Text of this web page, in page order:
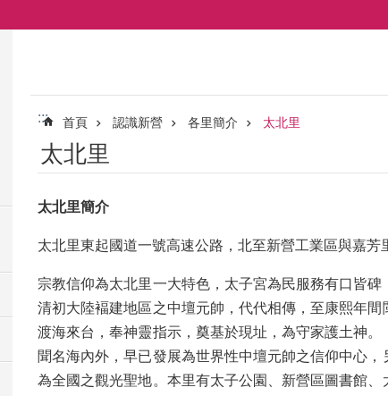
::: 首頁 認識新營 各里簡介 太北里
太北里
太北里簡介
太北里東起國道一號高速公路，北至新營工業區與嘉
宗教信仰為太北里一大特色，太子宮為民服務有口皆
清初大陸褔建地區之中壇元帥，代代相傳，至康熙年
渡海來台，奉神靈指示，奠基於現址，為守家護土神
聞名海內外，早已發展為世界性中壇元帥之信仰中心
為全國之觀光聖地。本里有太子公園、新營區圖書館